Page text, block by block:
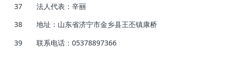
37 法人代表：辛丽
38 地址：山东省济宁市金乡县王丕镇康桥
39 联系电话：05378897366